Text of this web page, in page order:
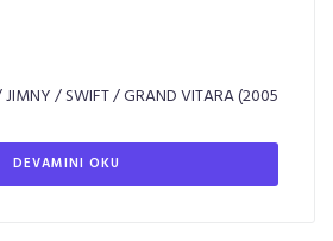
JIMNY / SWIFT / GRAND VITARA (2005
DEVAMINI OKU